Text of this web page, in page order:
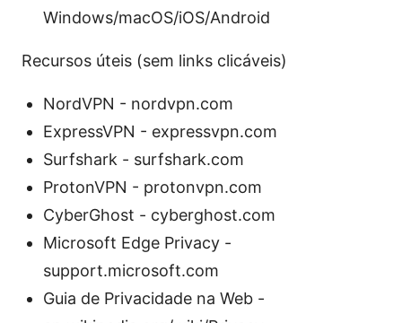
Windows/macOS/iOS/Android
Recursos úteis (sem links clicáveis)
NordVPN - nordvpn.com
ExpressVPN - expressvpn.com
Surfshark - surfshark.com
ProtonVPN - protonvpn.com
CyberGhost - cyberghost.com
Microsoft Edge Privacy -
support.microsoft.com
Guia de Privacidade na Web -